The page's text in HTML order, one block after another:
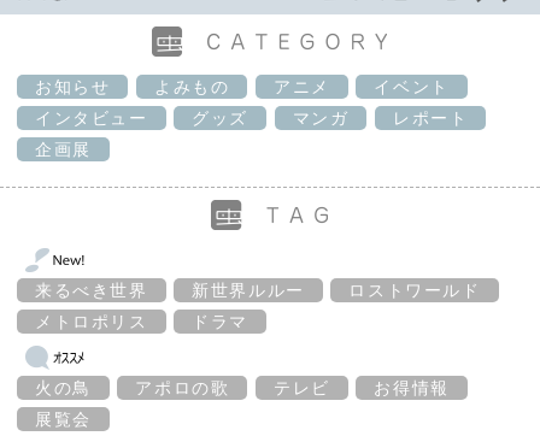
お知らせ よみもの アニメ
イベント
インタビュー
グッズ マンガ
レポート
企画展
来るべき世界 新世界ルルー
ロストワールド
メトロポリス
ドラマ
火の鳥 アポロの歌 テレビ
お得情報
展覧会